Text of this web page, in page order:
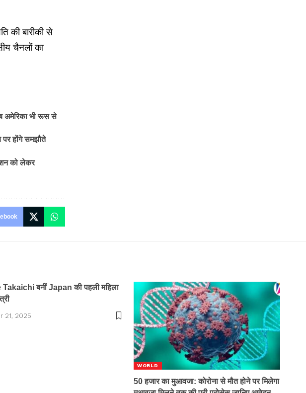
की बारीकी से
चैनलों का
अमेरिका भी रूस से
होंगे समझौते
को लेकर
बनीं Japan की पहली महिला
21, 2025
WORLD
50 हजार का मुआवजा: कोरोना से मौत होने पर मिलेगा